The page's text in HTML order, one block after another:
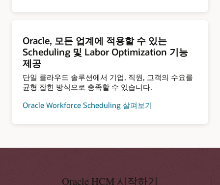
Oracle, 모든 업계에 적용할 수 있는
Scheduling 및 Labor Optimization 기능
제공
단일 클라우드 솔루션에서 기업, 직원, 고객의 수요를
균형 잡힌 방식으로 충족할 수 있습니다.
Oracle Workforce Scheduling 살펴보기
Oracle HCM 시작하기